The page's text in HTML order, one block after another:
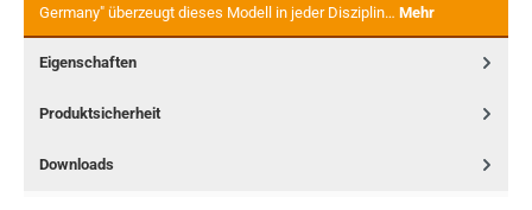
Germany" überzeugt dieses Modell in jeder Disziplin… Mehr
Eigenschaften
Produktsicherheit
Downloads